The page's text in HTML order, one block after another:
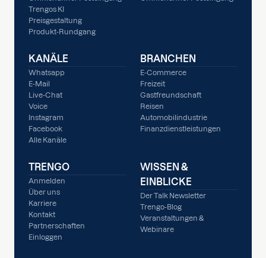
Trengos KI
Preisgestaltung
Produkt-Rundgang
KANÄLE
Whatsapp
E-Mail
Live-Chat
Voice
Instagram
Facebook
Alle Kanäle
BRANCHEN
E-Commerce
Freizeit
Gastfreundschaft
Reisen
Automobilindustrie
Finanzdienstleistungen
TRENGO
Anmelden
Über uns
Karriere
Kontakt
Partnerschaften
Einloggen
WISSEN &
EINBLICKE
Der Talk Newsletter
Trengo-Blog
Veranstaltungen &
Webinare